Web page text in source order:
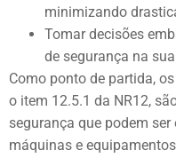
minimizando
Tomar decisões
de segurança na
Como ponto de partida,
o item 12.5.1 da NR12,
segurança que podem
máquinas e